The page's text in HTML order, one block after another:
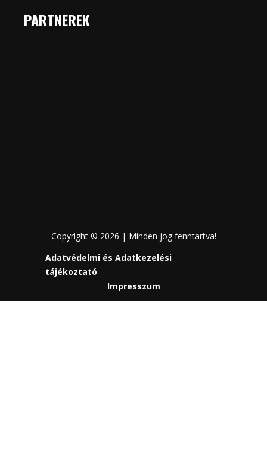
PARTNEREK
Copyright © 2026 | Minden jog fenntartva!
Adatvédelmi és Adatkezelési
tájékoztató
Impresszum